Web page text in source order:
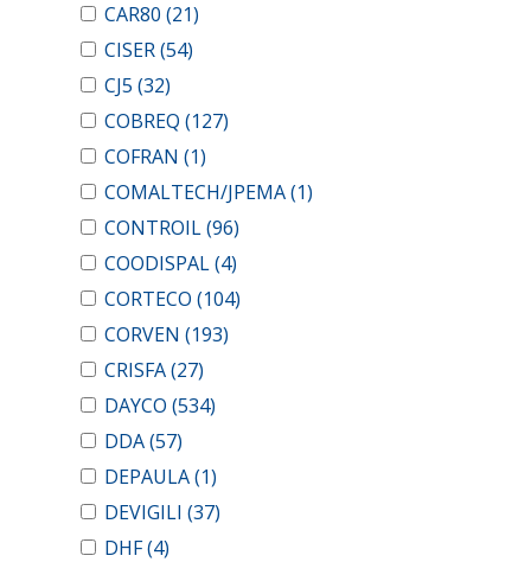
CAR80 (21)
CISER(54)
CJ5 (32)
COBREQ (127)
COFRAN (1)
COMALTECH/JPEMA(1)
CONTROIL(96)
COODISPAL(4)
CORTECO (104)
CORVEN (193)
CRISFA(27)
DAYCO (534)
DDA(57)
DEPAULA(1)
DEVIGILI (37)
DHF(4)